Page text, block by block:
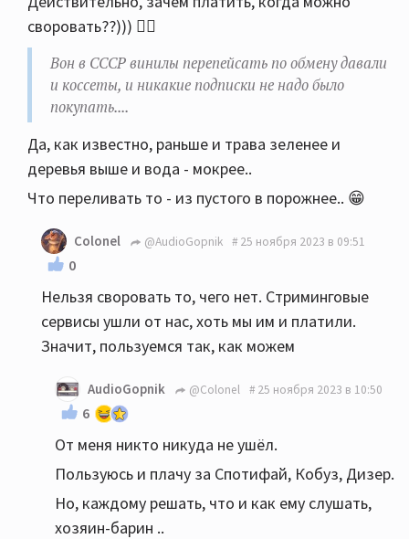
коссеты, и никакие подписки не надо было
покупать.... Только ленту покупай.
своровать??))) 🤷‍♂️
Вон в СССР винилы перепейсать по обмену давали
и коссеты, и никакие подписки не надо было
покупать....
Да, как известно, раньше и трава зеленее и
деревья выше и вода - мокрее..
Что переливать то - из пустого в порожнее.. 😁
Colonel @AudioGopnik 25 ноября 2023 в 09:51
0
Нельзя своровать то, чего нет. Стриминговые
сервисы ушли от нас, хоть мы им и платили.
Значит, пользуемся так, как можем
AudioGopnik @Colonel 25 ноября 2023 в 10:50
6
От меня никто никуда не ушёл.
Пользуюсь и плачу за Спотифай, Кобуз, Дизер.
Но, каждому решать, что и как ему слушать,
хозяин-барин ..